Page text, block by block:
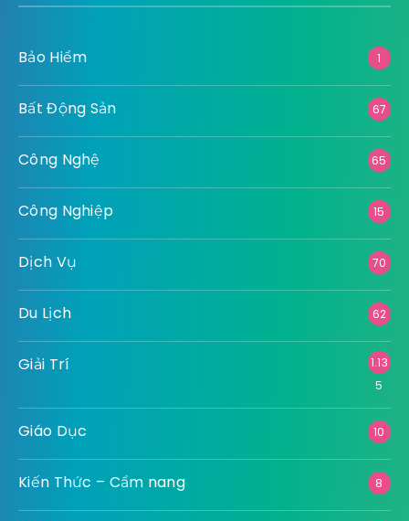
Bảo Hiểm 1
Bất Động Sản 67
Công Nghệ 65
Công Nghiệp 15
Dịch Vụ 70
Du Lịch 62
Giải Trí
1.13
5
Giáo Dục 10
Kiến Thức – Cẩm nang 8